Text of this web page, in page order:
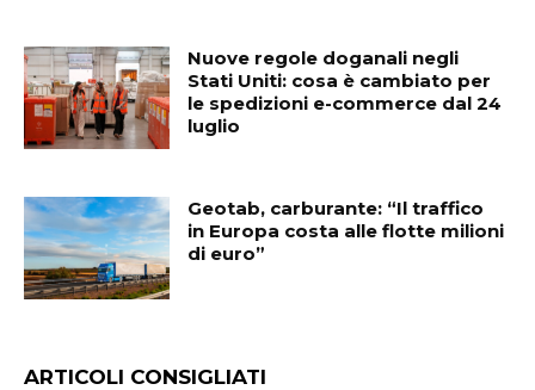
Nuove regole doganali negli
Stati Uniti: cosa è cambiato per
le spedizioni e-commerce dal 24
luglio
Geotab, carburante: “Il traffico
in Europa costa alle flotte milioni
di euro”
ARTICOLI CONSIGLIATI